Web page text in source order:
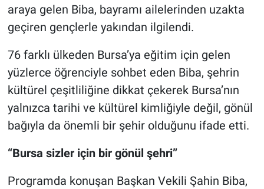
araya gelen Biba, bayramı ailelerinden uzakta
geçiren gençlerle yakından ilgilendi.
76 farklı ülkeden Bursa’ya eğitim için gelen
yüzlerce öğrenciyle sohbet eden Biba, şehrin
kültürel çeşitliliğine dikkat çekerek Bursa’nın
yalnızca tarihi ve kültürel kimliğiyle değil, gönül
bağıyla da önemli bir şehir olduğunu ifade etti.
“Bursa sizler için bir gönül şehri”
Programda konuşan Başkan Vekili Şahin Biba,